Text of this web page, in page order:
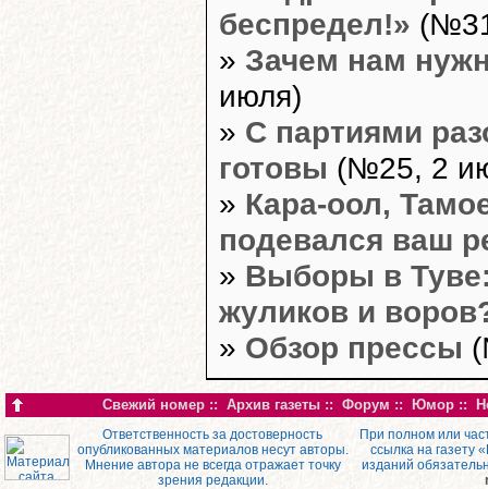
беспредел!»
» Зачем нам
июля)
» С партиями
готовы (№25, 2
» Кара-оол,
подевался ваш
» Выборы в
жуликов и
» Обзор прессы
Свежий номер :: Архив газеты :: Форум :: Юмор ::
Ответственность за достоверность
опубликованных материалов несут авторы.
Мнение автора не всегда отражает точку
зрения редакции.
При полном или
ссылка на газету
изданий